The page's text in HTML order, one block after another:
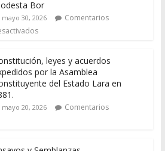
Bor
mayo 30, 2026
Comentarios
leyes y acuerdos
por la Asamblea
del Estado Lara en
mayo 20, 2026
Comentarios